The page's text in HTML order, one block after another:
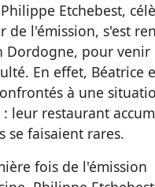
Etchebest,
de l'émission, s'est
Dordogne, pour venir
En effet, Béatrice
à une
leur restaurant
se faisaient rares.
fois de l'émission